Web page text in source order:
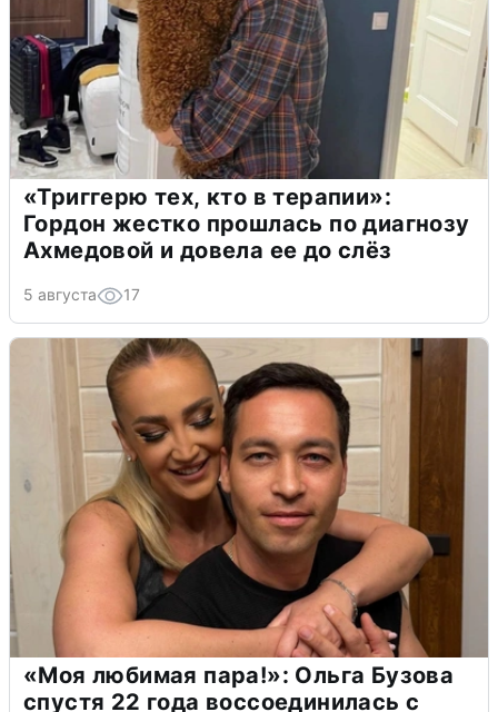
«Триггерю тех, кто в терапии»:
Гордон жестко прошлась по диагнозу
Ахмедовой и довела ее до слёз
5 августа 17
«Моя любимая пара!»: Ольга Бузова
спустя 22 года воссоединилась с